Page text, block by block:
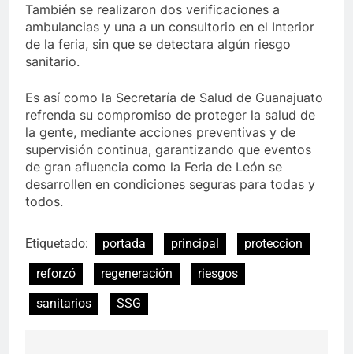
También se realizaron dos verificaciones a
ambulancias y una a un consultorio en el Interior
de la feria, sin que se detectara algún riesgo
sanitario.
Es así como la Secretaría de Salud de Guanajuato
refrenda su compromiso de proteger la salud de
la gente, mediante acciones preventivas y de
supervisión continua, garantizando que eventos
de gran afluencia como la Feria de León se
desarrollen en condiciones seguras para todas y
todos.
Etiquetado: portada principal
proteccion
reforzó
regeneración
riesgos
sanitarios
SSG